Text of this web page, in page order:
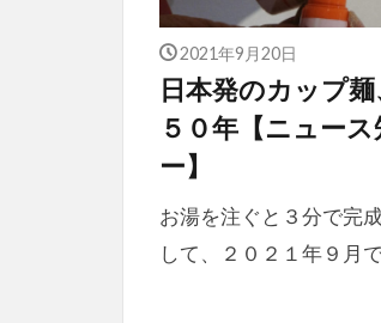
2021年9月20日
日本発のカップ
５０年【ニュー
ー】
お湯を注ぐと３分で完
して、２０２１年９月